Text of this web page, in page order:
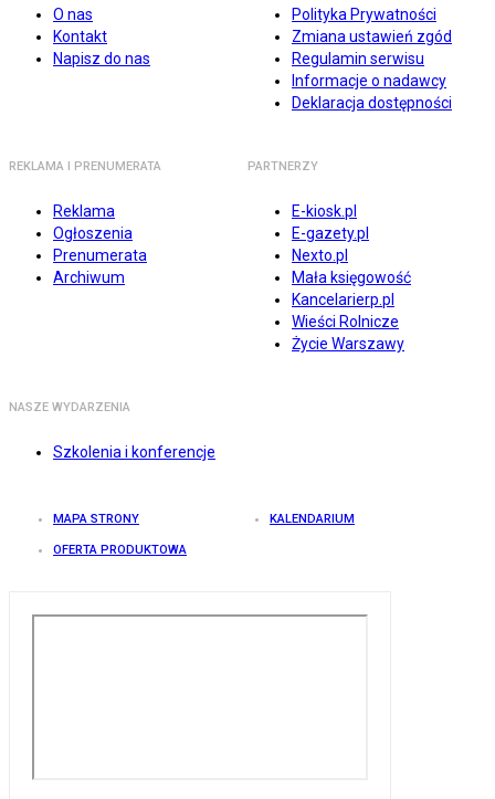
O nas
Kontakt
Napisz do nas
Polityka Prywatności
Zmiana ustawień zgód
Regulamin serwisu
Informacje o nadawcy
Deklaracja dostępności
REKLAMA I PRENUMERATA
Reklama
Ogłoszenia
Prenumerata
Archiwum
PARTNERZY
E-kiosk.pl
E-gazety.pl
Nexto.pl
Mała księgowość
Kancelarierp.pl
Wieści Rolnicze
Życie Warszawy
NASZE WYDARZENIA
Szkolenia i konferencje
MAPA STRONY KALENDARIUM
OFERTA PRODUKTOWA